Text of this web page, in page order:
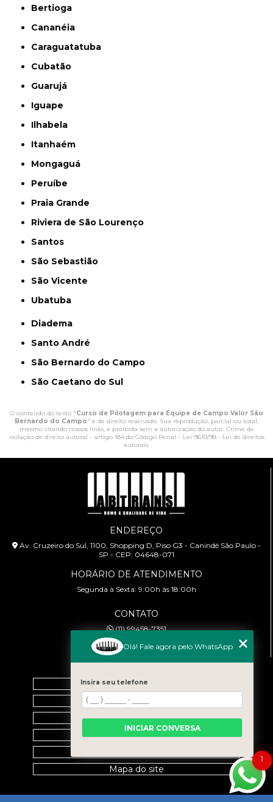
Bertioga
Cananéia
Caraguatatuba
Cubatão
Guarujá
Iguape
Ilhabela
Itanhaém
Mongaguá
Peruíbe
Praia Grande
Riviera de São Lourenço
Santos
São Sebastião
São Vicente
Ubatuba
Diadema
Santo André
São Bernardo do Campo
São Caetano do Sul
O conteúdo do texto "Curso de Pilotagem para Equipe de Campo Valor São
Bernardo do Campo" é de direito reservado. Sua reprodução, parcial ou total,
mesmo citando nossos links, é proibida sem a autorização do autor. Crime de
violação de direito autoral – artigo 184 do Código Penal – Lei 9610/98 - Lei de direitos
autorais.
ENDEREÇO
Av. Cruzeiro do Sul, 1100, Shopping D, Piso G3 - Canindé São Paulo -
SP - CEP: 04648-071
HORÁRIO DE ATENDIMENTO
Segunda à Sexta: 9:00h às 18:00h
CONTATO
(11) 99458-7351
cursoabtrans@gmail.com
Home
Empresa
Galeria
Contato
Mapa do site
1
Olá! Fale agora pelo WhatsApp
Insira seu telefone
INICIAR CONVERSA